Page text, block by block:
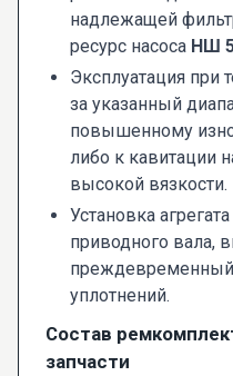
надлежащей
ресурс насоса НШ
Эксплуатация при
за указанный
повышенному
либо к кавитации
высокой вязкости.
Установка
приводного вала,
уплотнений.
Состав
запчасти